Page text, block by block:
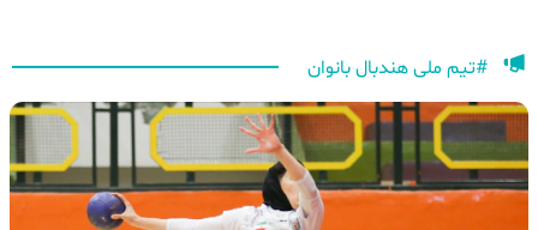
#تیم ملی هندبال بانوان